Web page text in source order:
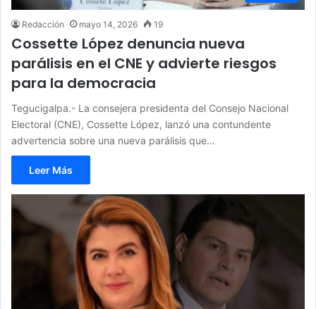
Redacción mayo 14, 2026 19
Cossette López denuncia nueva
parálisis en el CNE y advierte riesgos
para la democracia
Tegucigalpa.- La consejera presidenta del Consejo Nacional
Electoral (CNE), Cossette López, lanzó una contundente
advertencia sobre una nueva parálisis que…
Leer Más